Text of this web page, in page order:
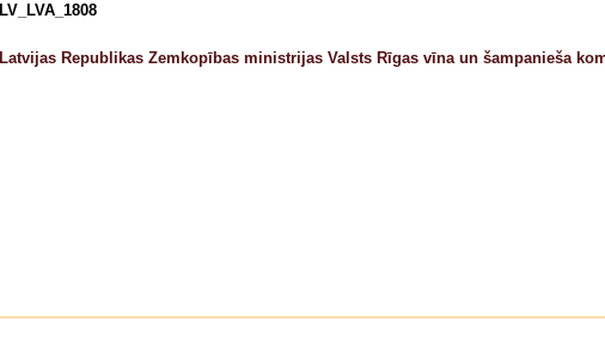
LV_LVA_1808
Latvijas Republikas Zemkopības ministrijas Valsts Rīgas vīna un šampanieša